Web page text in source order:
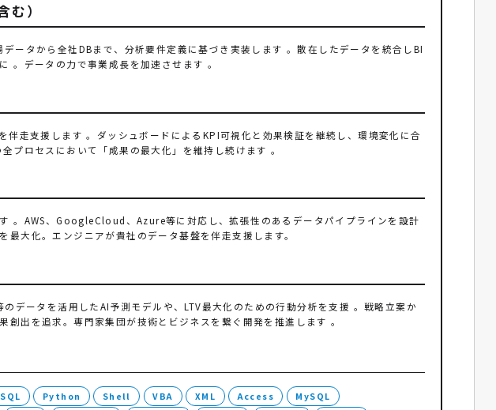
）
タから全社DBまで、分析要件定義に基づき実装します 。散在したデータを統合しBI
。データの力で事業成長を加速させます 。
走支援します 。ダッシュボードによるKPI可視化と効果検証を継続し、環境変化に合
プロセスにおいて「成果の最大化」を維持し続けます 。
。AWS、GoogleCloud、Azure等に対応し、拡張性のあるデータパイプラインを設計
大化。エンジニアが貴社のデータ基盤を伴走支援します。
データを活用したAI予測モデルや、LTV最大化のための行動分析を支援 。戦略立案か
出を追求。専門家集団が技術とビジネスを繋ぐ開発を推進します 。
Python Shell VBA XML Access
MySQL